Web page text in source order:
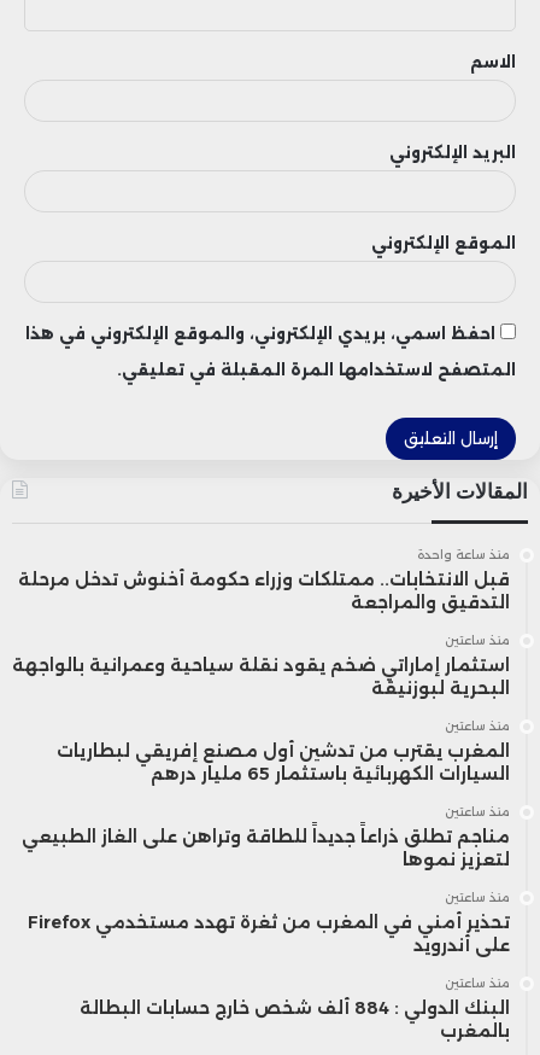
ق
الاسم
البريد الإلكتروني
الموقع الإلكتروني
احفظ اسمي، بريدي الإلكتروني، والموقع الإلكتروني في هذا
المتصفح لاستخدامها المرة المقبلة في تعليقي.
المقالات الأخيرة
منذ ساعة واحدة
قبل الانتخابات.. ممتلكات وزراء حكومة أخنوش تدخل مرحلة
التدقيق والمراجعة
منذ ساعتين
استثمار إماراتي ضخم يقود نقلة سياحية وعمرانية بالواجهة
البحرية لبوزنيقة
منذ ساعتين
المغرب يقترب من تدشين أول مصنع إفريقي لبطاريات
السيارات الكهربائية باستثمار 65 مليار درهم
منذ ساعتين
مناجم تطلق ذراعاً جديداً للطاقة وتراهن على الغاز الطبيعي
لتعزيز نموها
منذ ساعتين
تحذير أمني في المغرب من ثغرة تهدد مستخدمي Firefox
على أندرويد
منذ ساعتين
البنك الدولي : 884 ألف شخص خارج حسابات البطالة
بالمغرب